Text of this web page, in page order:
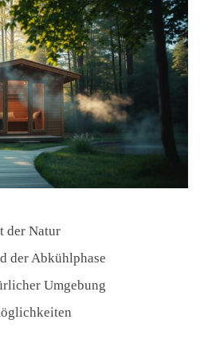
der Natur
der Abkühlphase
Umgebung